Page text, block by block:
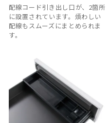
配線コード引き出し口が、2箇所
に設置されています。煩わしい
配線もスムーズにまとめられま
す。